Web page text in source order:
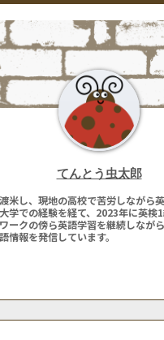
てんとう虫太郎
米し、現地の高校で苦労しながら
学での経験を経て、2023年に英検1
ークの傍ら英語学習を継続しなが
情報を発信しています。